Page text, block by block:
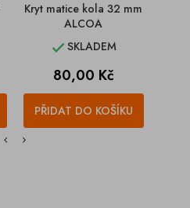
Kryt matice kola 32 mm
ALCOA
SKLADEM
Cena
80,00 Kč
PŘIDAT DO KOŠÍKU